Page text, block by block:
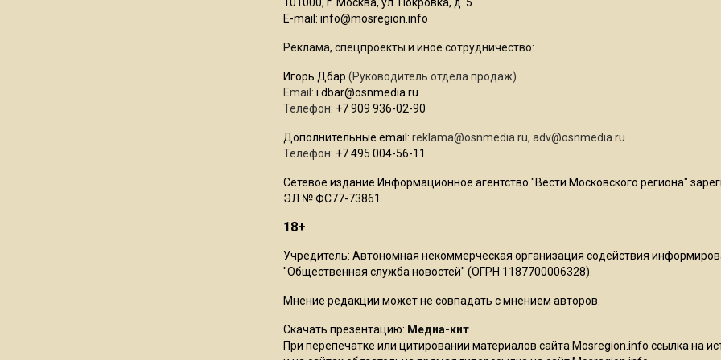
E-mail: info@mosregion.info
Реклама, спецпроекты и иное сотрудничество:
Игорь Дбар (Руководитель отдела продаж)
Email: i.dbar@osnmedia.ru
Телефон: +7 909 936-02-90
Дополнительные email: reklama@osnmedia.ru, adv@osnmedia.ru
Телефон: +7 495 004-56-11
Сетевое издание Информационное агентство "Вести Московского региона"
ЭЛ № ФС77-73861.
18+
Учредитель: Автономная некоммерческая организация содействия
"Общественная служба новостей" (ОГРН 1187700006328).
Мнение редакции может не совпадать с мнением авторов.
Скачать презентацию: Медиа-кит
При перепечатке или цитировании материалов сайта Mosregion.info ссылка на